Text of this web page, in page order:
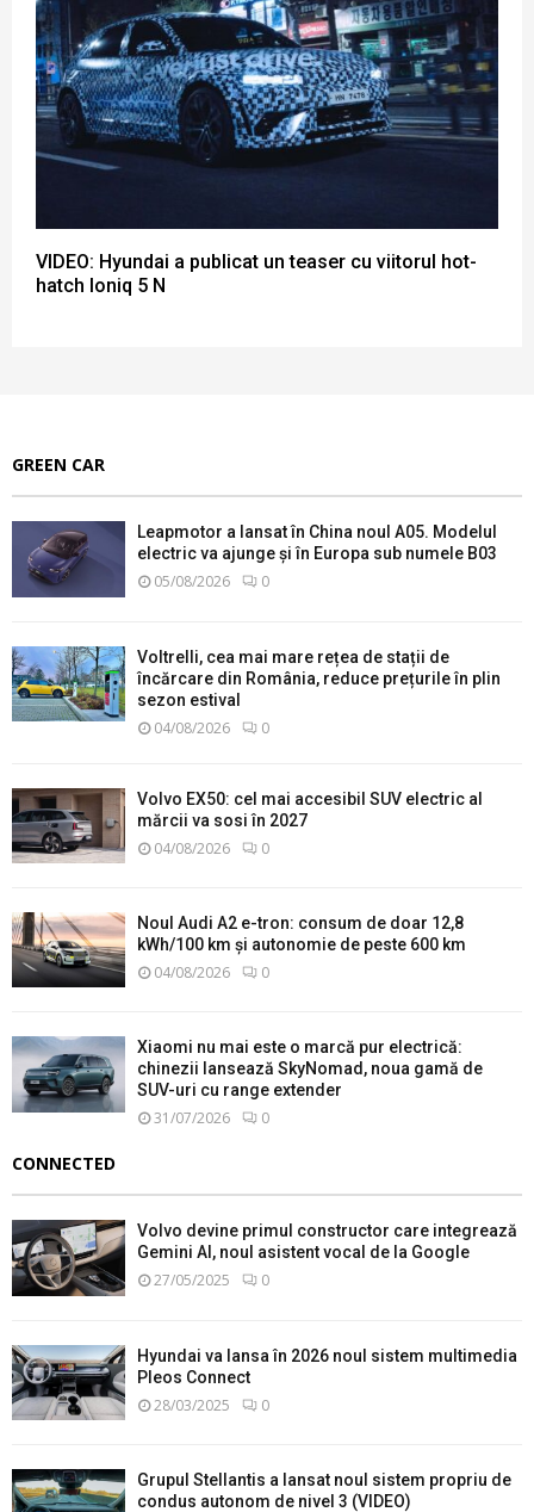
VIDEO: Hyundai a publicat un teaser cu viitorul hot-
hatch Ioniq 5 N
GREEN CAR
Leapmotor a lansat în China noul A05. Modelul
electric va ajunge și în Europa sub numele B03
05/08/2026 0
Voltrelli, cea mai mare rețea de stații de
încărcare din România, reduce prețurile în plin
sezon estival
04/08/2026 0
Volvo EX50: cel mai accesibil SUV electric al
mărcii va sosi în 2027
04/08/2026 0
Noul Audi A2 e-tron: consum de doar 12,8
kWh/100 km și autonomie de peste 600 km
04/08/2026 0
Xiaomi nu mai este o marcă pur electrică:
chinezii lansează SkyNomad, noua gamă de
SUV-uri cu range extender
31/07/2026 0
CONNECTED
Volvo devine primul constructor care integrează
Gemini AI, noul asistent vocal de la Google
27/05/2025 0
Hyundai va lansa în 2026 noul sistem multimedia
Pleos Connect
28/03/2025 0
Grupul Stellantis a lansat noul sistem propriu de
condus autonom de nivel 3 (VIDEO)